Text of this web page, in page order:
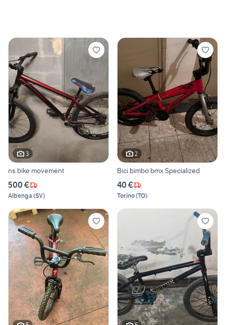
3
ns bike movement
500 €
Albenga (SV)
2
Bici bimbo bmx Specialized
40 €
Torino(TO)